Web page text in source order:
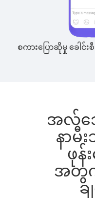
စကားပြောဆိုမှု ခေါင်း
အလ်ဘေ
နာမီ
ဖုန်
အတွ
ခ